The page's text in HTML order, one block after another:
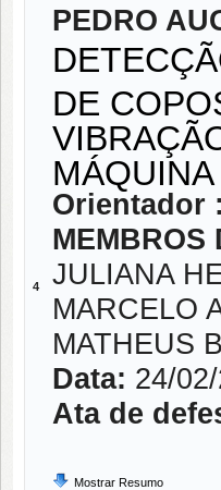
4
PEDRO
DE
Orientador :
MEMBROS
JULIANA
MARCELO
MATHEUS
Data: 24/
Ata de
Mostrar Resumo